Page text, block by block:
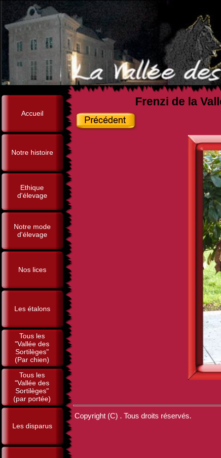
Accueil
Notre histoire
Ethique
d'élevage
Notre mode
d'élevage
Nos lices
Les étalons
Tous les
"Vallée des
Sortilèges"
(Par chien)
Tous les
"Vallée des
Sortilèges"
(par portée)
Les disparus
Frenzi de la
Copyright (C) . Tous droits réservés.